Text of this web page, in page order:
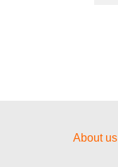
About us